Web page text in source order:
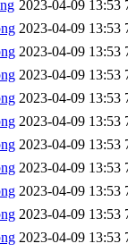
2023-04-09 13:53
2023-04-09 13:53
2023-04-09 13:53
2023-04-09 13:53
2023-04-09 13:53
2023-04-09 13:53
2023-04-09 13:53
2023-04-09 13:53
2023-04-09 13:53
2023-04-09 13:53
2023-04-09 13:53